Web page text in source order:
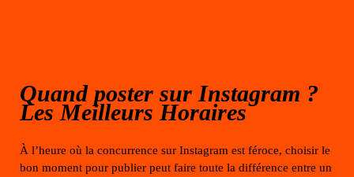
Quand poster sur Instagram ?
Les Meilleurs Horaires
À l’heure où la concurrence sur Instagram est féroce, choisir le
bon moment pour publier peut faire toute la différence entre un